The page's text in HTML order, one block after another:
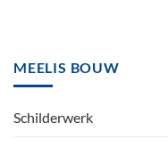
MEELIS BOUW
Schilderwerk